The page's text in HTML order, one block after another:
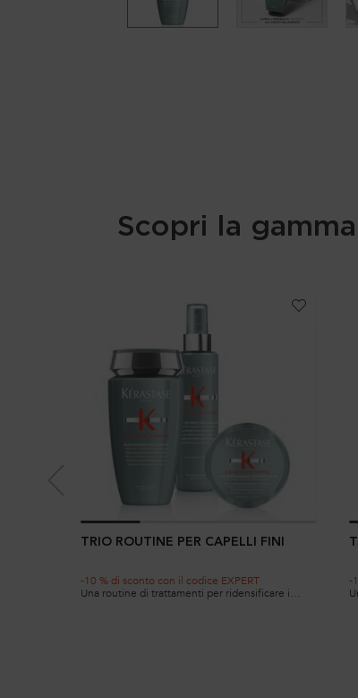
Scopri la
TRIO ROUTINE PER CAPELLI FINI
-10 % di sconto con il codice EXPERT
Una routine di trattamenti per ridensificare i
-